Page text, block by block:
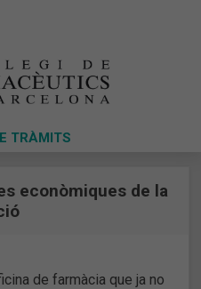
TRÀMITS
econòmiques de la
de farmàcia que ja no